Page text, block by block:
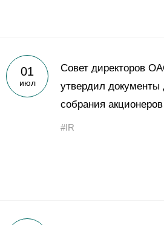
01
июл
Совет директоров
утвердил документы
собрания акционеров
#IR